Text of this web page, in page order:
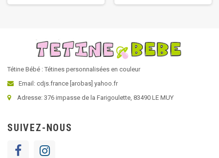
Tétine Bébé : Tétines personnalisées en couleur
Email: cdjs.france [arobas] yahoo.fr
Adresse: 376 impasse de la Farigoulette, 83490 LE MUY
SUIVEZ-NOUS